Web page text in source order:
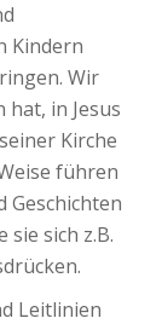
Kindern
Wir
hat, in Jesus
Kirche
führen
Geschichten
sie sich z.B.
Leitlinien